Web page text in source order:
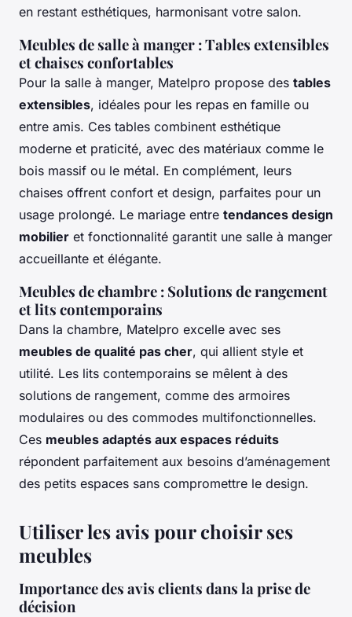
en restant esthétiques, harmonisant votre salon.
Meubles de salle à manger : Tables extensibles
et chaises confortables
Pour la salle à manger, Matelpro propose des tables
extensibles, idéales pour les repas en famille ou
entre amis. Ces tables combinent esthétique
moderne et praticité, avec des matériaux comme le
bois massif ou le métal. En complément, leurs
chaises offrent confort et design, parfaites pour un
usage prolongé. Le mariage entre tendances design
mobilier et fonctionnalité garantit une salle à manger
accueillante et élégante.
Meubles de chambre : Solutions de rangement
et lits contemporains
Dans la chambre, Matelpro excelle avec ses
meubles de qualité pas cher, qui allient style et
utilité. Les lits contemporains se mêlent à des
solutions de rangement, comme des armoires
modulaires ou des commodes multifonctionnelles.
Ces meubles adaptés aux espaces réduits
répondent parfaitement aux besoins d’aménagement
des petits espaces sans compromettre le design.
Utiliser les avis pour choisir ses
meubles
Importance des avis clients dans la prise de
décision